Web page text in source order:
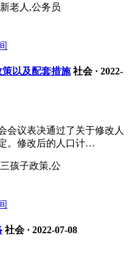
老人,公务员
以及配套措施 社会· 2022-
会议表决通过了关于修改人
。修改后的人口计…
孩子政策,公
社会· 2022-07-08